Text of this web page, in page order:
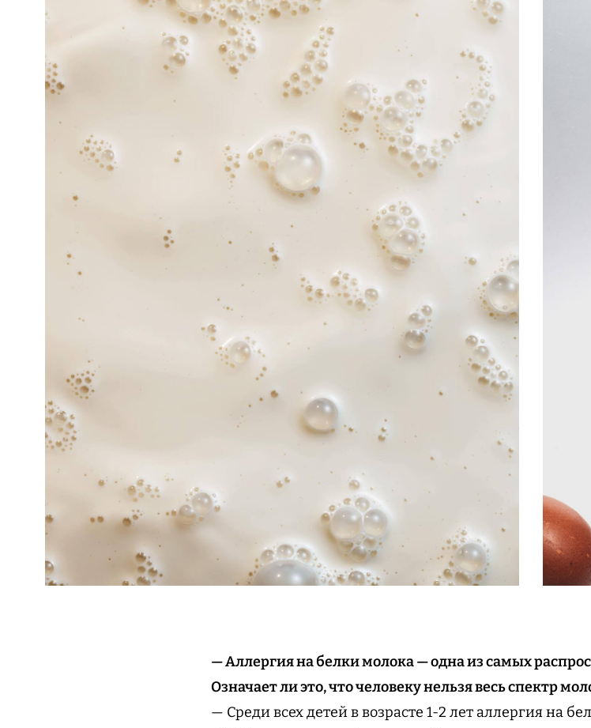
— Аллергия на белки молока — одна из самых
Означает ли это, что человеку нельзя весь спектр
— Среди всех детей в возрасте 1-2 лет аллергия на